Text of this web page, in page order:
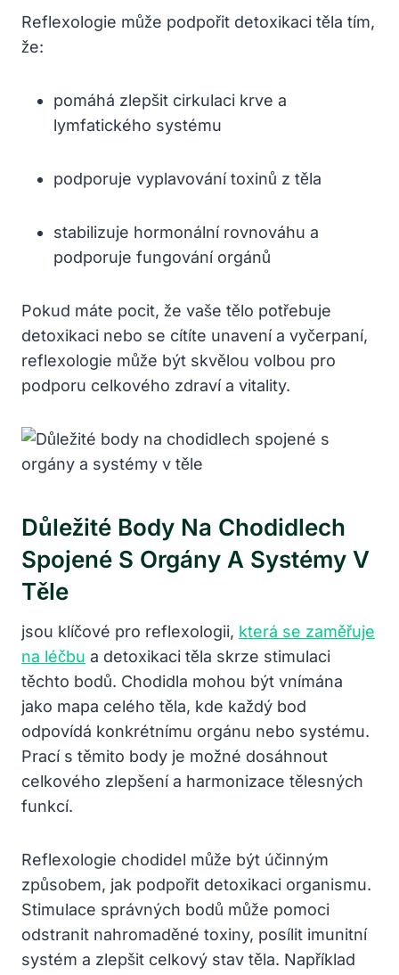
Reflexologie může podpořit detoxikaci těla tím,
že:
pomáhá zlepšit cirkulaci krve a
lymfatického systému
podporuje vyplavování toxinů z těla
stabilizuje hormonální rovnováhu a
podporuje fungování orgánů
Pokud máte pocit, že vaše tělo potřebuje
detoxikaci nebo se cítíte unavení a vyčerpaní,
reflexologie může být skvělou volbou pro
podporu celkového zdraví a vitality.
Důležité Body Na Chodidlech
Spojené S Orgány A Systémy V
Těle
jsou klíčové pro reflexologii, která se zaměřuje
na léčbu a detoxikaci těla skrze stimulaci
těchto bodů. Chodidla mohou být vnímána
jako mapa celého těla, kde každý bod
odpovídá konkrétnímu orgánu nebo systému.
Prací s těmito body je možné dosáhnout
celkového zlepšení a harmonizace tělesných
funkcí.
Reflexologie chodidel může být účinným
způsobem, jak podpořit detoxikaci organismu.
Stimulace správných bodů může pomoci
odstranit nahromaděné toxiny, posílit imunitní
systém a zlepšit celkový stav těla. Například